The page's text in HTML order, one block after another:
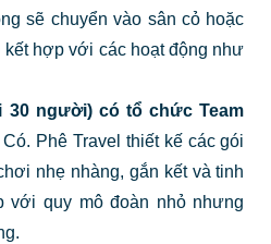
sẽ chuyển vào sân cỏ hoặc
hợp với các hoạt động như
người) có tổ chức Team
Có. Phê Travel thiết kế các gói
nhẹ nhàng, gắn kết và tinh
với quy mô đoàn nhỏ nhưng